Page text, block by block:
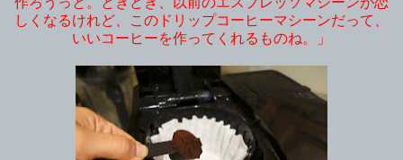
しくなるけれど、このドリップコーヒーマシーンだって、
いいコーヒーを作ってくれるものね。」